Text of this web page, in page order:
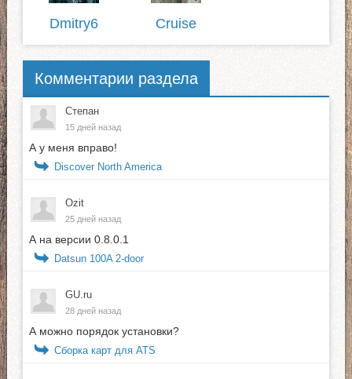
Dmitry6 Cruise
Комментарии раздела
Степан
15 дней назад
А у меня вправо!
Discover North America
Ozit
25 дней назад
А на версии 0.8.0.1
Datsun 100A 2-door
GU.ru
28 дней назад
А можно порядок установки?
Сборка карт для ATS